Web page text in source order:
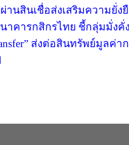
านสินเชื่อส่งเสริมความยั่ง
าคารกสิกรไทย ชี้กลุ่มมั่งคั่
ส่งต่อสินทรัพย์มูลค่